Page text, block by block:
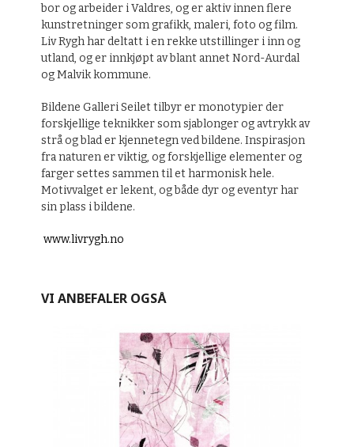
bor og arbeider i Valdres, og er aktiv innen flere
kunstretninger som grafikk, maleri, foto og film.
Liv Rygh har deltatt i en rekke utstillinger i inn og
utland, og er innkjøpt av blant annet Nord-Aurdal
og Malvik kommune.
Bildene Galleri Seilet tilbyr er monotypier der
forskjellige teknikker som sjablonger og avtrykk av
strå og blad er kjennetegn ved bildene. Inspirasjon
fra naturen er viktig, og forskjellige elementer og
farger settes sammen til et harmonisk hele.
Motivvalget er lekent, og både dyr og eventyr har
sin plass i bildene.
www.livrygh.no
VI ANBEFALER OGSÅ